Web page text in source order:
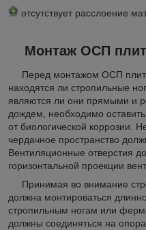
отсутствует расслоение
Монтаж ОСП
Перед монтажом ОСП плит
находятся ли стропильные
являются ли они прямыми и
дождем, необходимо
от биологической коррозии.
чердачное пространство
Вентиляционные отверстия
горизонтальной проекции
Принимая во внимание
должна монтироваться
стропильным ногам или
должны соединяться на